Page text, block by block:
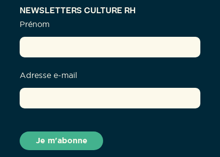
NEWSLETTERS CULTURE RH
Prénom
Adresse e-mail